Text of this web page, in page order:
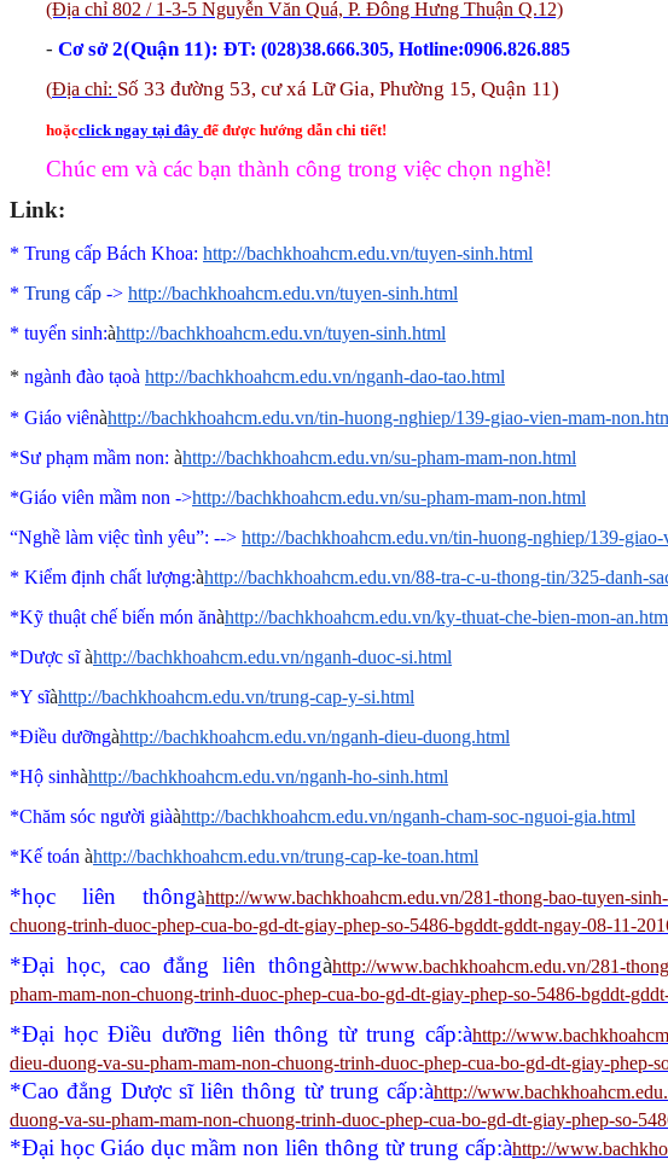
(Địa chỉ 802 / 1-3-5 Nguyễn Văn Quá, P. Đông Hưng Thuận Q.12)
- Cơ sở 2(Quận 11): ĐT: (028)38.666.305, Hotline:0906.826.885
(Địa chỉ: Số 33 đường 53, cư xá Lữ Gia, Phường 15, Quận 11)
hoặcclick ngay tại đây để được hướng dẫn chi tiết!
Chúc em và các bạn thành công trong việc chọn nghề!
Link:
* Trung cấp Bách Khoa: http://bachkhoahcm.edu.vn/tuyen-sinh.html
* Trung cấp -> http://bachkhoahcm.edu.vn/tuyen-sinh.html
* tuyển sinh:àhttp://bachkhoahcm.edu.vn/tuyen-sinh.html
* ngành đào tạoà http://bachkhoahcm.edu.vn/nganh-dao-tao.html
* Giáo viênàhttp://bachkhoahcm.edu.vn/tin-huong-nghiep/139-giao-vien-mam-
*Sư phạm mầm non: àhttp://bachkhoahcm.edu.vn/su-pham-mam-non.html
*Giáo viên mầm non ->http://bachkhoahcm.edu.vn/su-pham-mam-non.html
“Nghề làm việc tình yêu”: --> http://bachkhoahcm.edu.vn/tin-huong-nghiep/139-
* Kiểm định chất lượng:àhttp://bachkhoahcm.edu.vn/88-tra-c-u-thong-tin/325-danh-
*Kỹ thuật chế biến món ănàhttp://bachkhoahcm.edu.vn/ky-thuat-che-bien-mon-
*Dược sĩàhttp://bachkhoahcm.edu.vn/nganh-duoc-si.html
*Y sĩàhttp://bachkhoahcm.edu.vn/trung-cap-y-si.html
*Điều dưỡngàhttp://bachkhoahcm.edu.vn/nganh-dieu-duong.html
*Hộ sinhàhttp://bachkhoahcm.edu.vn/nganh-ho-sinh.html
*Chăm sóc người giààhttp://bachkhoahcm.edu.vn/nganh-cham-soc-nguoi-gia.html
*Kế toán àhttp://bachkhoahcm.edu.vn/trung-cap-ke-toan.html
*học liên thôngàhttp://www.bachkhoahcm.edu.vn/281-thong-bao-tuyen-
chuong-trinh-duoc-phep-cua-bo-gd-dt-giay-phep-so-5486-bgddt-gddt-ngay-08-11-
*Đại học, cao đẳng liên thôngàhttp://www.bachkhoahcm.edu.vn/281-
pham-mam-non-chuong-trinh-duoc-phep-cua-bo-gd-dt-giay-phep-so-5486-bgddt-
*Đại học Điều dưỡng liên thông từ trung cấp:àhttp://
dieu-duong-va-su-pham-mam-non-chuong-trinh-duoc-phep-cua-bo-gd-dt-giay-phep-
*Cao đẳng Dược sĩ liên thông từ trung cấp:àhttp://
duong-va-su-pham-mam-non-chuong-trinh-duoc-phep-cua-bo-gd-dt-giay-phep-so-
*Đại học Giáo dục mầm non liên thông từ trung cấp:àhttp://